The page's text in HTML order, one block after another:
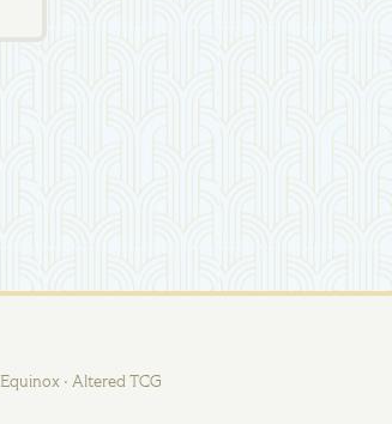
Equinox · Altered TCG